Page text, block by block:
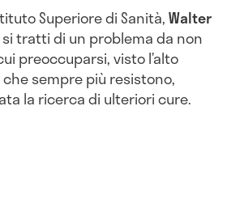
Superiore di Sanità,Walter
tratti di un problema da non
preoccuparsi, visto l’alto
sempre più resistono,
la ricerca di ulteriori cure.